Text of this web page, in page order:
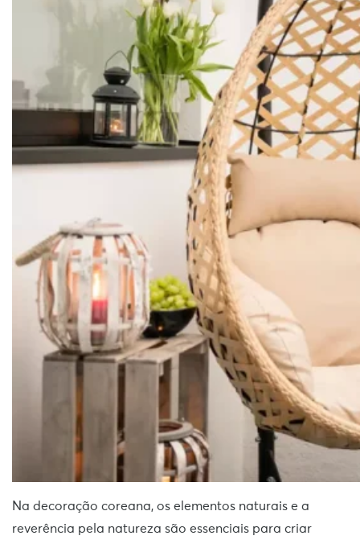
Na decoração coreana, os elementos naturais e a
reverência pela natureza são essenciais para criar